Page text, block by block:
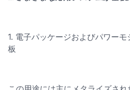
1. 電子パッケージおよびパワー
板